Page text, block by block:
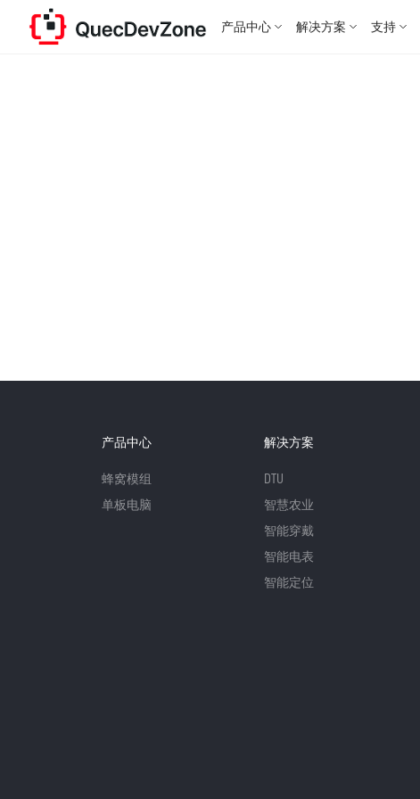
产品中心 解决方案 支持
产品中心
蜂窝模组
单板电脑
解决方案
DTU
智慧农业
智能穿戴
智能电表
智能定位